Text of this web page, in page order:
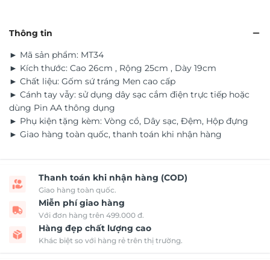
Thông tin
► Mã sản phẩm: MT34
► Kích thước: Cao 26cm , Rộng 25cm , Dày 19cm
► Chất liệu: Gốm sứ tráng Men cao cấp
► Cánh tay vẫy: sử dụng dây sạc cắm điện trực tiếp hoặc
dùng Pin AA thông dụng
► Phụ kiện tặng kèm: Vòng cổ, Dây sạc, Đệm, Hộp đựng
► Giao hàng toàn quốc, thanh toán khi nhận hàng
Thanh toán khi nhận hàng (COD)
Giao hàng toàn quốc.
Miễn phí giao hàng
Với đơn hàng trên 499.000 đ.
Hàng đẹp chất lượng cao
Khác biệt so với hàng rẻ trên thị trường.